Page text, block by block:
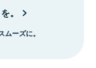
。
ーズに。